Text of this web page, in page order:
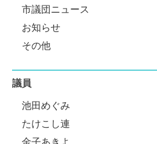
市議団ニュース
お知らせ
その他
議員
池田めぐみ
たけこし連
金子あきよ